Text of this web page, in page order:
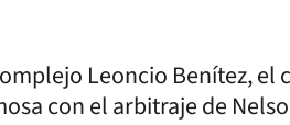
Leoncio Benítez,
con el arbitraje de